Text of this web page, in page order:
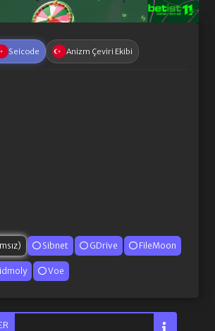
Seicode Anizm Çeviri Ekibi
Sibnet GDrive FileMoon
Voe